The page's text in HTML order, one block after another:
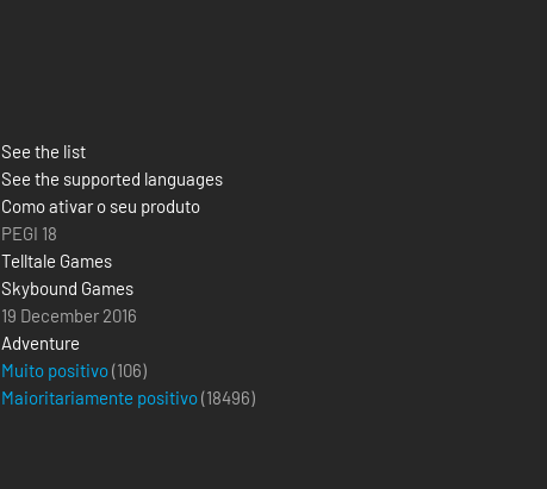
See the list
See the supported languages
Como ativar o seu produto
PEGI 18
Telltale Games
Skybound Games
19 December 2016
Adventure
Muito positivo(106)
Maioritariamente positivo(18496)